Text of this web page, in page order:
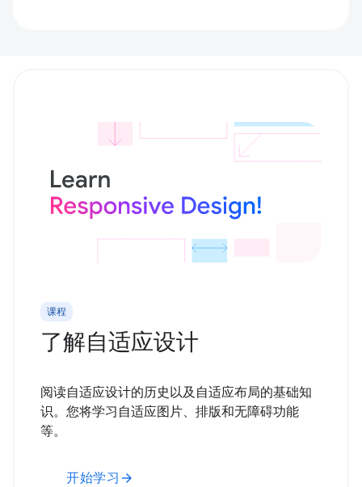
课程
了解自适应设计
阅读自适应设计的历史以及自适应布局的基础知
识。您将学习自适应图片、排版和无障碍功能
等。
开始学习 arrow_forward